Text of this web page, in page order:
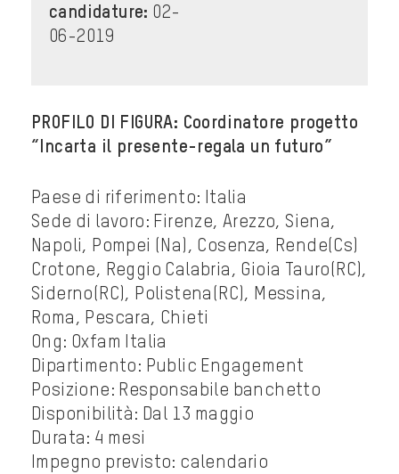
candidature: 02-
06-2019
PROFILO DI FIGURA: Coordinatore progetto
“Incarta il presente-regala un futuro”
Paese di riferimento: Italia
Sede di lavoro: Firenze, Arezzo, Siena,
Napoli, Pompei (Na), Cosenza, Rende(Cs)
Crotone, Reggio Calabria, Gioia Tauro(RC),
Siderno(RC), Polistena(RC), Messina,
Roma, Pescara, Chieti
Ong: Oxfam Italia
Dipartimento: Public Engagement
Posizione: Responsabile banchetto
Disponibilità: Dal 13 maggio
Durata: 4 mesi
Impegno previsto: calendario